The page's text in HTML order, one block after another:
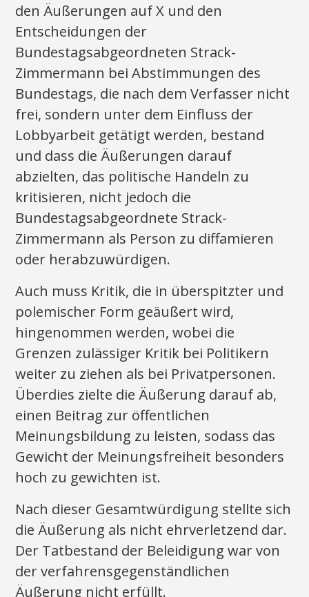
den Äußerungen auf X und den
Entscheidungen der
Bundestagsabgeordneten Strack-
Zimmermann bei Abstimmungen des
Bundestags, die nach dem Verfasser nicht
frei, sondern unter dem Einfluss der
Lobbyarbeit getätigt werden, bestand
und dass die Äußerungen darauf
abzielten, das politische Handeln zu
kritisieren, nicht jedoch die
Bundestagsabgeordnete Strack-
Zimmermann als Person zu diffamieren
oder herabzuwürdigen.
Auch muss Kritik, die in überspitzter und
polemischer Form geäußert wird,
hingenommen werden, wobei die
Grenzen zulässiger Kritik bei Politikern
weiter zu ziehen als bei Privatpersonen.
Überdies zielte die Äußerung darauf ab,
einen Beitrag zur öffentlichen
Meinungsbildung zu leisten, sodass das
Gewicht der Meinungsfreiheit besonders
hoch zu gewichten ist.
Nach dieser Gesamtwürdigung stellte sich
die Äußerung als nicht ehrverletzend dar.
Der Tatbestand der Beleidigung war von
der verfahrensgegenständlichen
Äußerung nicht erfüllt.